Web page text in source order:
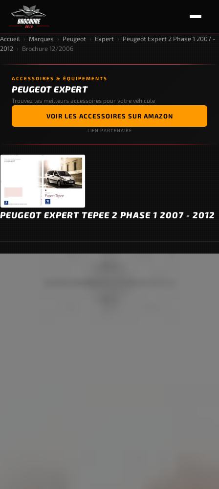
Accueil › Marques › Peugeot › Expert › Peugeot Expert 2 Phase 1 2007 -
2012 › Brochure 12/2006
ACCESSOIRES & ÉQUIPEMENTS
PEUGEOT EXPERT
Trouvez les meilleurs accessoires pour votre véhicule
VOIR LES ACCESSOIRES SUR AMAZON
LIEN PARTENAIRE
PEUGEOT EXPERT TEPEE 2 PHASE 1 2007 - 2012